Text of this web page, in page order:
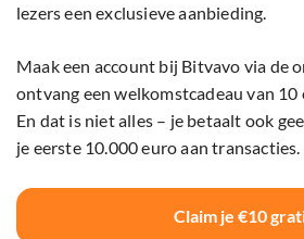
lezers een exclusieve aanbieding.
Maak een account bij Bitvavo via de
ontvang een welkomstcadeau van
En dat is niet alles – je betaalt ook
je eerste 10.000 euro aan
Claim je €10